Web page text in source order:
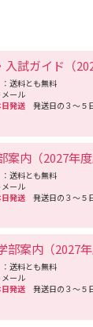
能」を扱える「デー
グループワークで企業
院大学の特徴的なコー
を持ち、情報学を学べ
関連の人材を育成しま
に、主として情報科学
いて学びます。 ＜数理
ーム理論、最適化問題
IOT・組み込みシステム
す。 ＜情報メディアコ
テンツ制作などの関連
プト系言語、生成AI、
ールドワークで実践的
関東学院大学の特徴的
スケアやヘルステクニ
情報、知覚情報を取り
す。 ■2026年4月、「
より、従来の2学科（
合し、以下3つのコー
社会と連携して実践的
むカリキュラムになっ
ル時代の国際感覚を磨
史と文化を理解して将
会で他者と協働しなが
試ガイド（
送料とも無料
ール
日発送 発送日の３～５
案内（2027年度
送料とも無料
ール
日発送 発送日の３～５
部案内（2027年
送料とも無料
ール
日発送 発送日の３～５